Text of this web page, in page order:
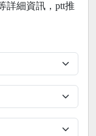
詳細資訊，ptt推